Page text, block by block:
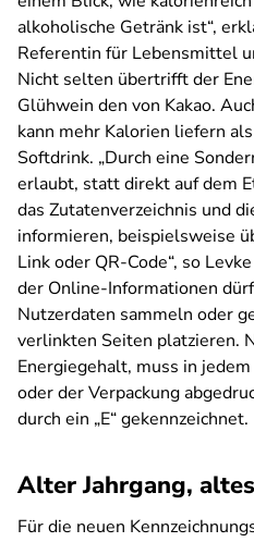
alkoholische Getränk ist“,
Referentin für Lebensmittel
Nicht selten übertrifft der
Glühwein den von Kakao.
kann mehr Kalorien liefern
Softdrink. „Durch eine
erlaubt, statt direkt auf dem
das Zutatenverzeichnis und
informieren, beispielsweise
Link oder QR-Code“, so
der Online-Informationen
Nutzerdaten sammeln oder
verlinkten Seiten platzieren.
Energiegehalt, muss in
oder der Verpackung
durch ein „E“ gekennzeichnet.
Alter Jahrgang,
Für die neuen